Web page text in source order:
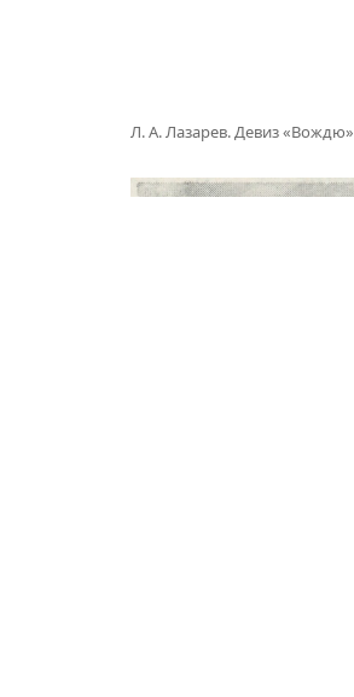
Л. А. Лазарев. Девиз «Вождю»